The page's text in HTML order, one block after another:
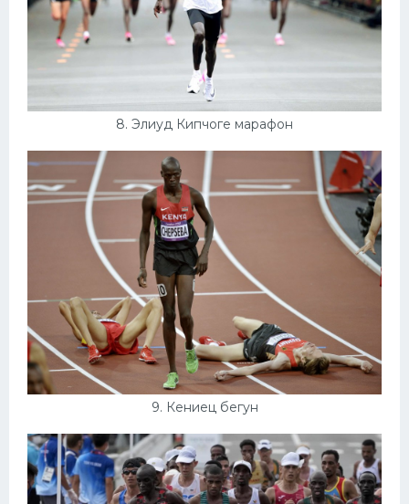
8. Элиуд Кипчоге марафон
9. Кениец бегун